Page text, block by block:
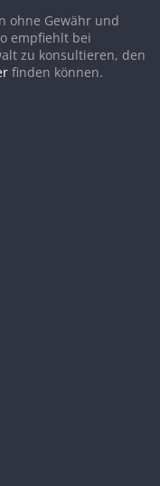
ohne Gewähr und
empfiehlt bei
zu konsultieren, den
finden können.